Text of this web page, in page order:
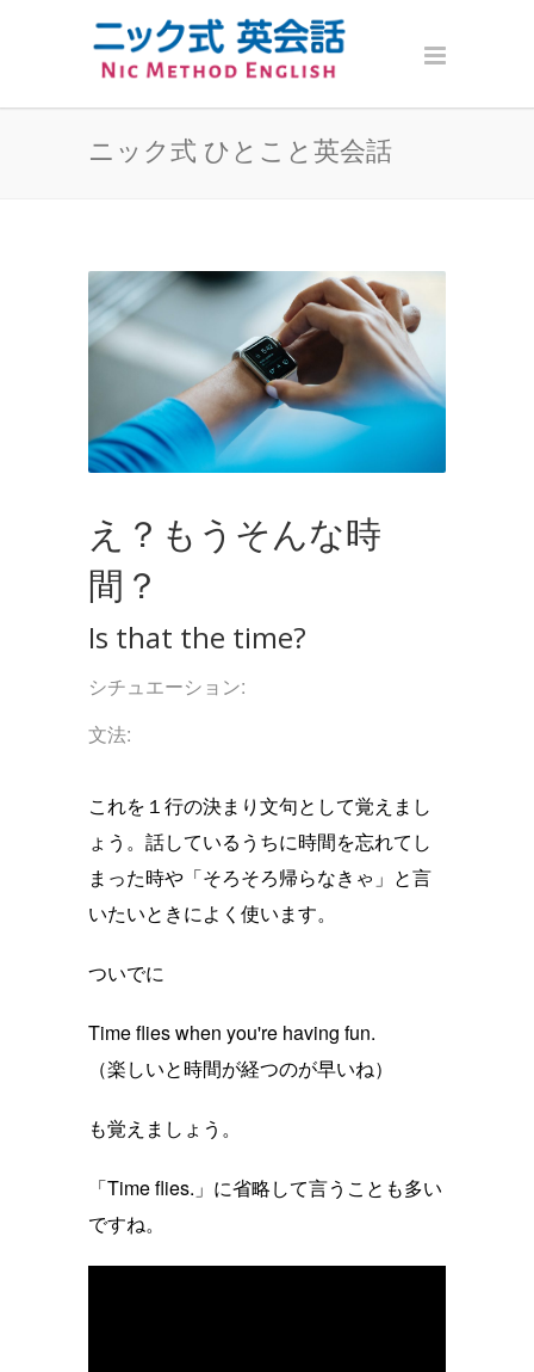
ニック式 ひとこと英会話
え？もうそんな時
間？
Is that the time?
シチュエーション:
文法:
これを１行の決まり文句として覚えまし
ょう。話しているうちに時間を忘れてし
まった時や「そろそろ帰らなきゃ」と言
いたいときによく使います。
ついでに
Time flies when you're having fun.
（楽しいと時間が経つのが早いね）
も覚えましょう。
「Time flies.」に省略して言うことも多い
ですね。